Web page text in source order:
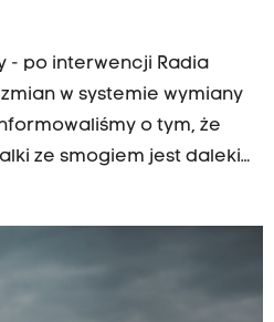
- po interwencji Radia
w systemie wymiany
o tym, że
ze smogiem jest daleki
kwoty koniecznej do
bardziej